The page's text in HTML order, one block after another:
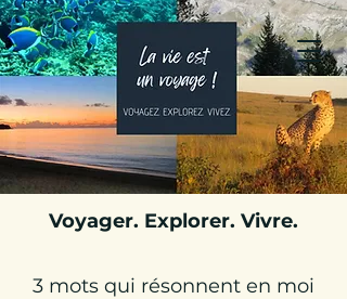
Julie Globetrotteuse
Carnets de Voyages &
Travel Planner
Voyager. Explorer. Vivre.
3 mots qui résonnent en moi